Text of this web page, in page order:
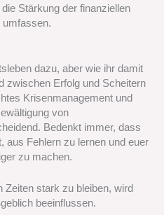
Stärkung der finanziellen
umfassen.
dazu, aber wie ihr damit
zwischen Erfolg und Scheitern
Krisenmanagement und
von
Bedenkt immer, dass
aus Fehlern zu lernen und euer
zu machen.
Zeiten stark zu bleiben, wird
beeinflussen.